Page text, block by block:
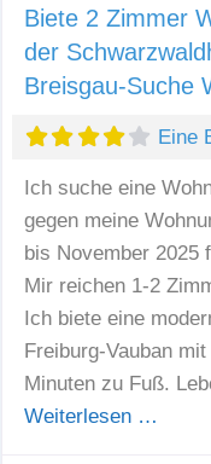
Biete 2 Zimmer
der
Breisgau-Suche
Eine
Ich suche eine
gegen meine
bis November 2025
Mir reichen 1-2
Ich biete eine
Freiburg-Vauban
Minuten zu Fuß.
Weiterlesen …